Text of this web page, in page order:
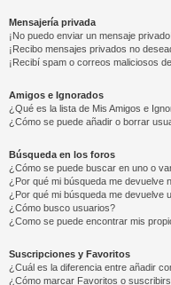
Mensajería privada
¡No puedo enviar un mensaje privado!
¡Recibo mensajes privados no
¡Recibí spam o correos maliciosos
Amigos e Ignorados
¿Qué es la lista de Mis Amigos e
¿Cómo se puede añadir o borrar
Búsqueda en los foros
¿Cómo se puede buscar en uno o
¿Por qué mi búsqueda me devuelve
¿Por qué mi búsqueda me devuelve
¿Cómo busco usuarios?
¿Como se puede encontrar mis
Suscripciones y Favoritos
¿Cuál es la diferencia entre añadir
¿Cómo marcar Favoritos o